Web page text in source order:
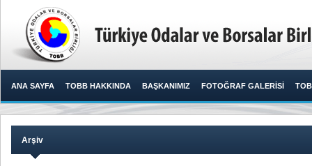
ANA SAYFA TOBB HAKKINDA BAŞKANIMIZ FOTOĞRAF GALERİSİ
Arşiv